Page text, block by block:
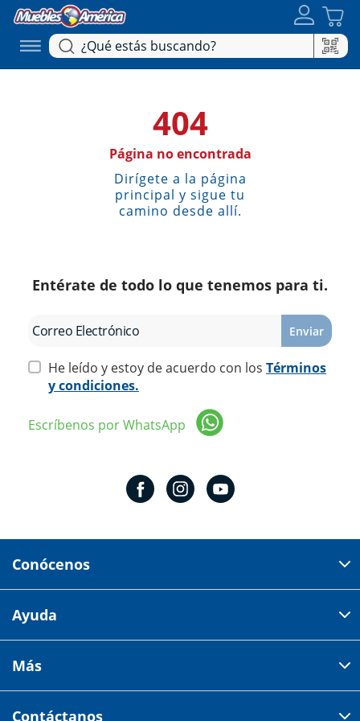
404
Página no encontrada
Dirígete a la página
principal y sigue tu
camino desde allí.
Entérate de todo lo que tenemos para ti.
Enviar
He leído y estoy de acuerdo con los Términos
y condiciones.
Escríbenos por WhatsApp
Conócenos
Av 18 de marzo # 309. Colonia la Nogalera.
Tiendas
Ayuda
Centro de ayuda
Más
Contáctanos